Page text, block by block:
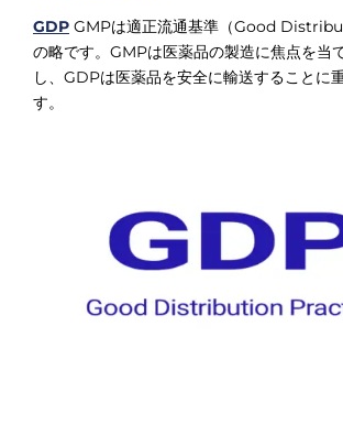
GDP GMPは適正流通基準（Good
の略です。GMPは医薬品の製造に焦点を当
し、GDPは医薬品を安全に輸送することに
す。